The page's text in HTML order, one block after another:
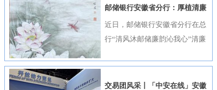
邮储银行安徽省分行：厚植清廉
金融文化筑牢高质量发展根基
近日，邮储银行安徽省分行在总
行“清风沐邮储廉韵沁我心”清廉
出，选送的四部作品全部获奖，
获奖数量位居全国首位，并荣
交易团风采丨「中安在线」安徽